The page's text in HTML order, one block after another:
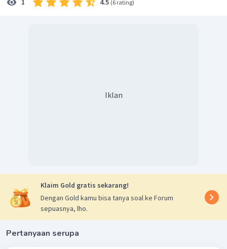
1 4.5 (6 rating)
Iklan
Klaim Gold gratis sekarang!
Dengan Gold kamu bisa tanya soal ke Forum
sepuasnya, lho.
Pertanyaan serupa